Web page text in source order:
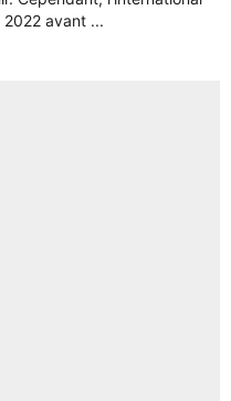
avant ...